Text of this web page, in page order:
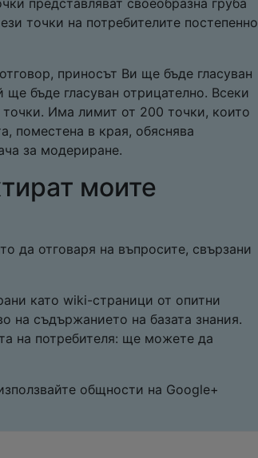
представляват своеобразна груба
точки на потребителите постепенно
приносът Ви ще бъде гласуван
бъде гласуван отрицателно. Всеки
Има лимит от 200 точки, които
поместена в края, обяснява
за модериране.
моите
да отговаря на въпросите, свързани
като wiki-страници от опитни
на съдържанието на базата знания.
на потребителя: ще можете да
общности на Google+